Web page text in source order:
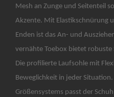
Mesh an Zunge und Seitenteil
Akzente. Mit Elastikschnürung
Enden ist das An- und
vernähte Toebox bietet robuste
Die profilierte Laufsohle mit
Beweglichkeit in jeder
Größensystems passt der